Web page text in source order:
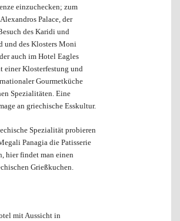
einzuchecken; zum
Palace, der
des Karidi und
und des Klosters Moni
auch im Hotel Eagles
einer Klosterfestung und
Gourmetküche
Spezialitäten. Eine
an griechische Esskultur.
Spezialität probieren
Panagia die Patisserie
hier findet man einen
Grießkuchen.
mit Aussicht in